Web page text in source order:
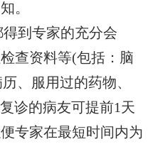
。
到专家的充分会
查资料等(包括：脑
、服用过的药物、
诊的病友可提前1天
专家在最短时间内为